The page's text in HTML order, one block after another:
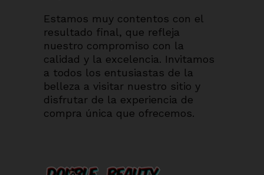
Estamos muy contentos con el
resultado final, que refleja
nuestro compromiso con la
calidad y la excelencia. Invitamos
a todos los entusiastas de la
belleza a visitar nuestro sitio y
disfrutar de la experiencia de
compra única que ofrecemos.